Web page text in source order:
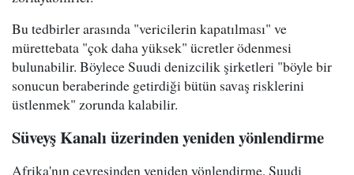
Bu tedbirler arasında "vericilerin kapatılması" ve
mürettebata "çok daha yüksek" ücretler ödenmesi
bulunabilir. Böylece Suudi denizcilik şirketleri "böyle bir
sonucun beraberinde getirdiği bütün savaş risklerini
üstlenmek" zorunda kalabilir.
Süveyş Kanalı üzerinden yeniden yönlendirme
Afrika'nın çevresinden yeniden yönlendirme, Suudi